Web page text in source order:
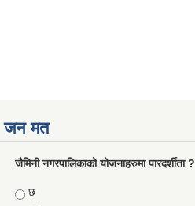
जन मत
जैमिनी नगरपालिकाको योजनाहरुमा पारदर्शीता ?
Choices
छ